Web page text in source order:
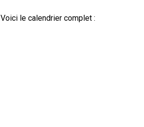
Voici le calendrier complet :